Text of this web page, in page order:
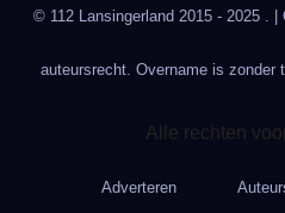
© 112 Lansingerland 2015 - 2025 .
auteursrecht. Overname is zonder
Alle rechten
Adverteren